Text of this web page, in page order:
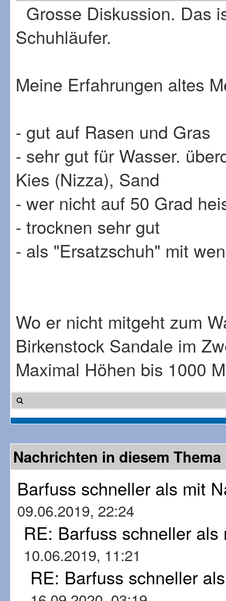
Grosse Diskussion. Das
Schuhläufer.
Meine Erfahrungen altes
- gut auf Rasen und Gras
- sehr gut für Wasser.
Kies (Nizza), Sand
- wer nicht auf 50 Grad
- trocknen sehr gut
- als "Ersatzschuh" mit
Wo er nicht mitgeht zum
Birkenstock Sandale im
Maximal Höhen bis 1000
Nachrichten in diesem Thema
Barfuss schneller als mit
09.06.2019, 22:24
RE: Barfuss schneller
10.06.2019, 11:21
RE: Barfuss schneller